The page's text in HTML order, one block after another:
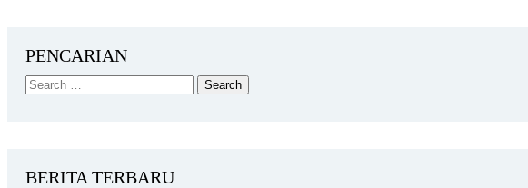
PENCARIAN
BERITA TERBARU